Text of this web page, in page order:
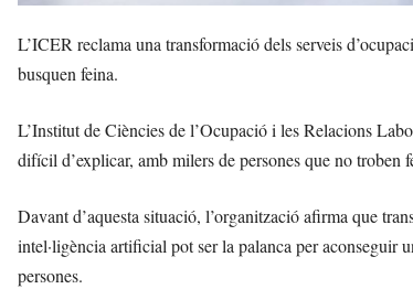
L’ICER reclama una transformació dels serveis
busquen feina.
L’Institut de Ciències de l’Ocupació i les Relacions
difícil d’explicar, amb milers de persones que no troben
Davant d’aquesta situació, l’organització afirma que
intel·ligència artificial pot ser la palanca per aconseguir
persones.